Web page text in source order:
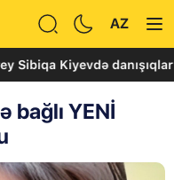
AZ
danışıqlar
bağlı YENİ